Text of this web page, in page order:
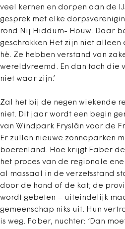
veel kernen en dorpen aan de
gesprek met elke
rond Nij Hiddum- Houw. Daar
geschrokken Het zijn niet alleen
hè. Ze hebben verstand van
wereldvreemd. En dan toch die
niet waar zijn.’
Zal het bij de negen wiekende
niet. Dit jaar wordt een begin
van Windpark Fryslân voor de
Er zullen nieuwe zonneparken
boerenland. Hoe krijgt Faber
het proces van de regionale
al massaal in de verzetsstand
door de hond of de kat; de
wordt gebeten – uiteindelijk
gemeenschap niks uit. Hun
is weg. Faber, nuchter: ‘Dan